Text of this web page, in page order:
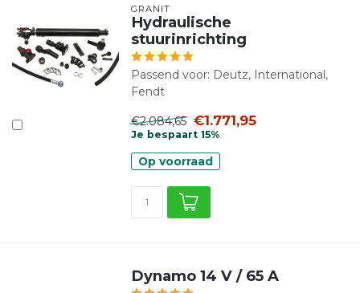
GRANIT
Hydraulische
stuurinrichting
Passend voor: Deutz, International,
Fendt
€2.084,65 €1.771,95
Je bespaart 15%
Op voorraad
Dynamo 14 V / 65 A